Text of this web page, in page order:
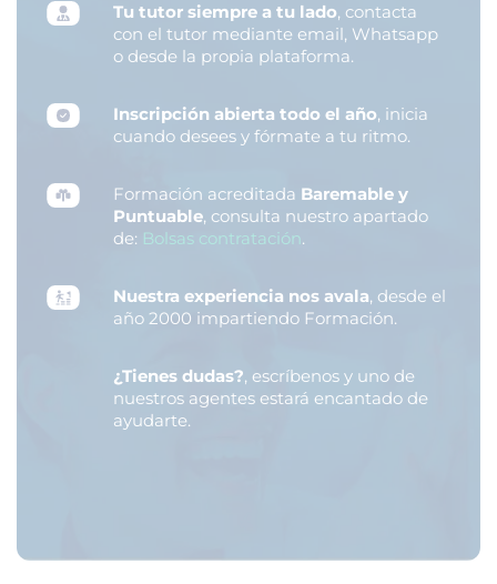
Tu tutor siempre a tu lado, contacta
con el tutor mediante email, Whatsapp
o desde la propia plataforma.
Inscripción abierta todo el año, inicia
cuando desees y fórmate a tu ritmo.
Formación acreditada Baremable y
Puntuable, consulta nuestro apartado
de: Bolsas contratación.
Nuestra experiencia nos avala, desde el
año 2000 impartiendo Formación.
¿Tienes dudas?, escríbenos y uno de
nuestros agentes estará encantado de
ayudarte.